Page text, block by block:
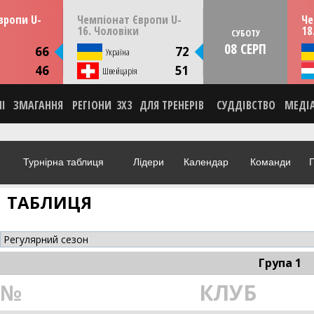
U-
66
46
13:30 Чемпіонат Європи U-
16. Чоловіки
Україна 72
Швейцарія 51
ПʼЯТНИЦЮ 07 серпня 14:30
Скоп'є, Пів. Македонія
НОВИНА
ВІДЕО
СУБОТУ
08 СЕРП
ЗМАГАННЯ РЕГІОНИ 3X3 ДЛЯ ТРЕНЕРІВ СУДДІВСТВО
Турнірна таблиця Лідери Календар Команди
ТАБЛИЦЯ
Група 1
№ КЛУБ